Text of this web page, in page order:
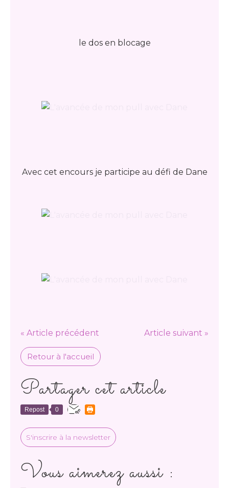
le dos en blocage
Avec cet encours je participe au défi de Dane
« Article précédent Article suivant »
Retour à l'accueil
Partager cet article
Repost 0
S'inscrire à la newsletter
Vous aimerez aussi :